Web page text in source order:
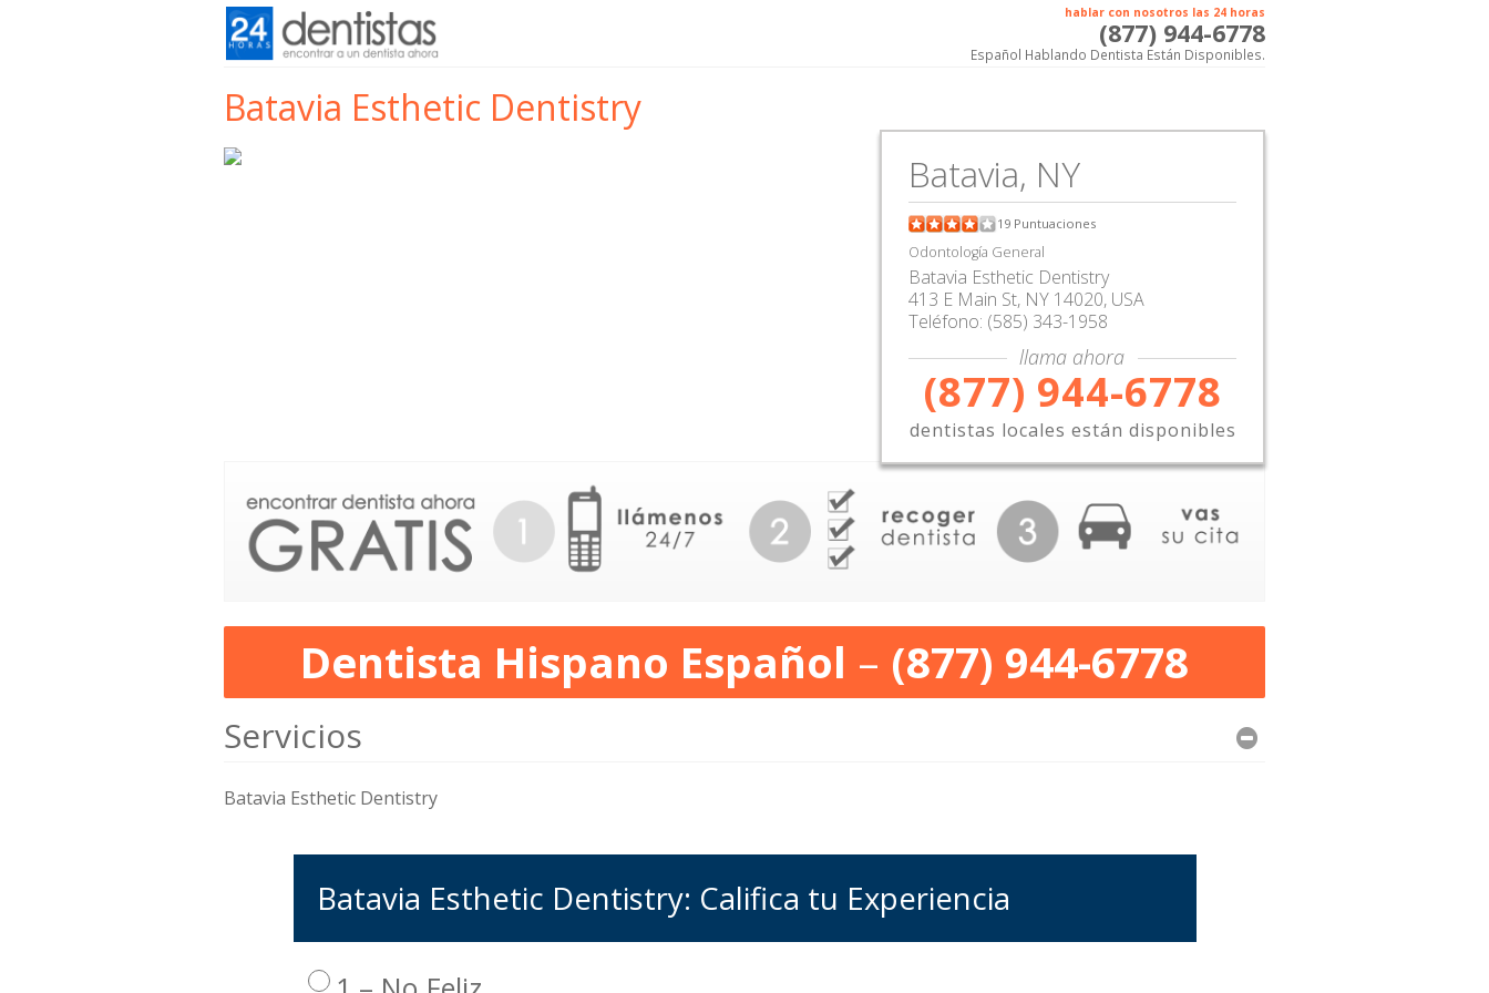
hablar con nosotros las 24 horas
(877) 944-6778
Español Hablando Dentista Están Disponibles.
Batavia Esthetic Dentistry
Batavia, NY
19 Puntuaciones
Odontología General
Batavia Esthetic Dentistry
413 E Main St, NY 14020, USA
Teléfono: (585) 343-1958
llama ahora
(877) 944-6778
dentistas locales están disponibles
Dentista Hispano Español – (877) 944-6778
Servicios
Batavia Esthetic Dentistry
Batavia Esthetic Dentistry: Califica tu Experiencia